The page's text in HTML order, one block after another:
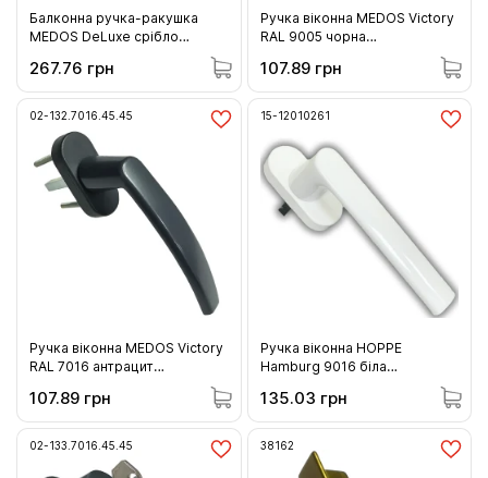
Балконна ручка-ракушка
MEDOS DeLuxe срібло
267.76 грн
Ручка віконна MEDOS Victory
RAL 9005 чорна
107.89 грн
02-132.7016.45.45
Ручка віконна MEDOS Victory
RAL 7016 антрацит
107.89 грн
15-12010261
Ручка віконна HOPPE
Hamburg 9016 біла
135.03 грн
02-133.7016.45.45 38162